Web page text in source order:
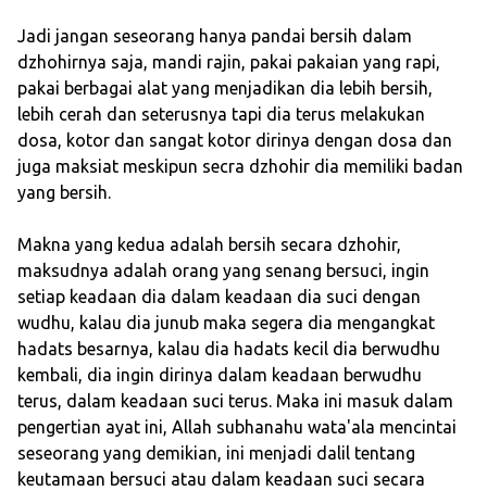
Jadi jangan seseorang hanya pandai bersih dalam
dzhohirnya saja, mandi rajin, pakai pakaian yang rapi,
pakai berbagai alat yang menjadikan dia lebih bersih,
lebih cerah dan seterusnya tapi dia terus melakukan
dosa, kotor dan sangat kotor dirinya dengan dosa dan
juga maksiat meskipun secra dzhohir dia memiliki badan
yang bersih.
Makna yang kedua adalah bersih secara dzhohir,
maksudnya adalah orang yang senang bersuci, ingin
setiap keadaan dia dalam keadaan dia suci dengan
wudhu, kalau dia junub maka segera dia mengangkat
hadats besarnya, kalau dia hadats kecil dia berwudhu
kembali, dia ingin dirinya dalam keadaan berwudhu
terus, dalam keadaan suci terus. Maka ini masuk dalam
pengertian ayat ini, Allah subhanahu wata'ala mencintai
seseorang yang demikian, ini menjadi dalil tentang
keutamaan bersuci atau dalam keadaan suci secara